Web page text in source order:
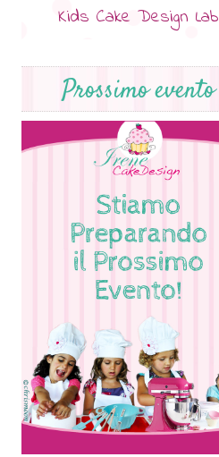
Kids Cake Design Lab
Prossimo evento